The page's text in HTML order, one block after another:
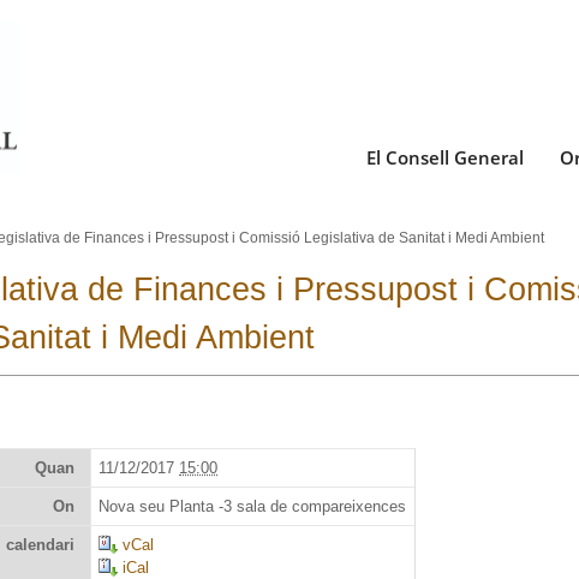
El Consell General
de Finances i Pressupost i Comissió Legislativa de Sanitat i Medi Ambient
de Finances i Pressupost i
i Medi Ambient
Quan 11/12/2017 15:00
On Nova seu Planta -3 sala de compareixences
calendari
vCal
iCal